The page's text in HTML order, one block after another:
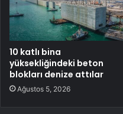
10 katlı bina
yüksekliğindeki beton
blokları denize attılar
Ağustos 5, 2026